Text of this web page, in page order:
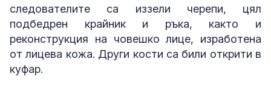
следователите са иззели черепи, цял
подбедрен крайник и ръка, както и
реконструкция на човешко лице, изработена
от лицева кожа. Други кости са били открити в
куфар.